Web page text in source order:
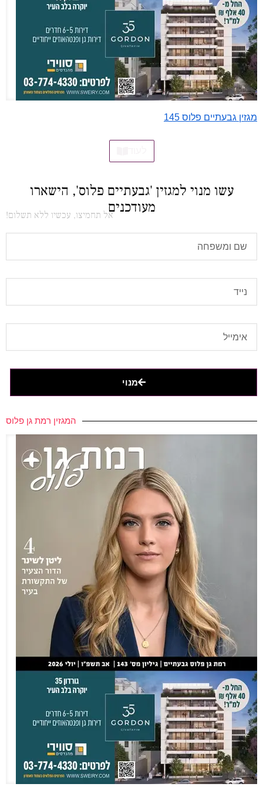
מגזין גבעתיים פלוס 145
עשו מנוי למגזין 'גבעתיים פלוס', הישארו
מעודכניםאל תחמיצו, עכשיו ללא תשלום!
מנוי
המגזין רמת גן פלוס